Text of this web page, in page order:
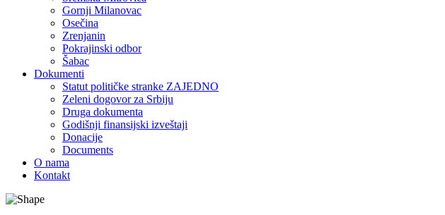
Gornji Milanovac
Osečina
Zrenjanin
Pokrajinski odbor
Šabac
Dokumenti
Statut političke stranke ZAJEDNO
Zeleni dogovor za Srbiju
Druga dokumenta
Godišnji finansijski izveštaji
Donacije
Documents
O nama
Kontakt